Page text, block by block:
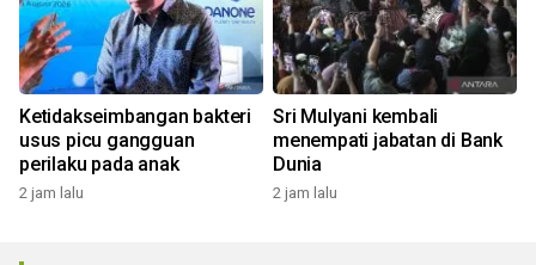
Ketidakseimbangan bakteri
usus picu gangguan
perilaku pada anak
2 jam lalu
Sri Mulyani kembali
menempati jabatan di Bank
Dunia
2 jam lalu